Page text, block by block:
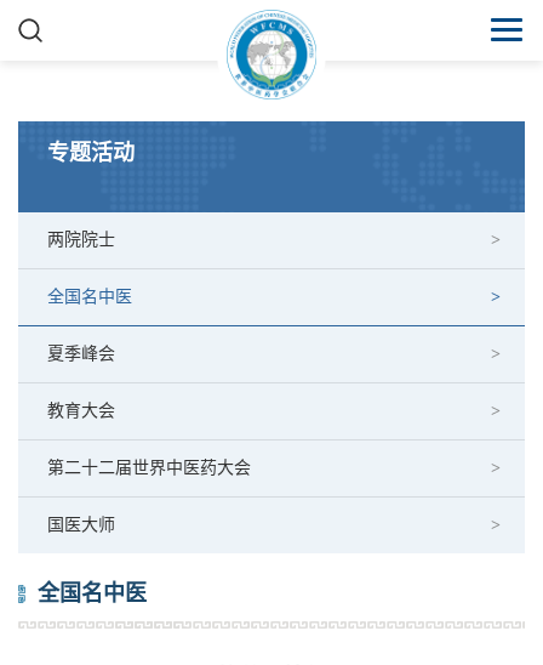
专题活动
两院院士
全国名中医
夏季峰会
教育大会
第二十二届世界中医药大会
国医大师
全国名中医